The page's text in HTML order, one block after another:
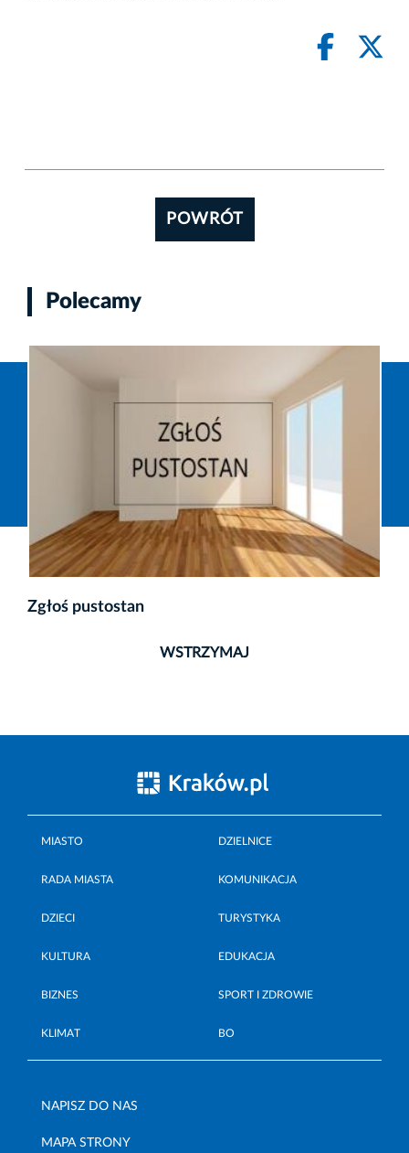
POWRÓT
Polecamy
Zgłoś pustostan
WSTRZYMAJ
MIASTO DZIELNICE
RADA MIASTA KOMUNIKACJA
DZIECI TURYSTYKA
KULTURA EDUKACJA
BIZNES SPORT I ZDROWIE
KLIMAT BO
NAPISZ DO NAS
MAPA STRONY